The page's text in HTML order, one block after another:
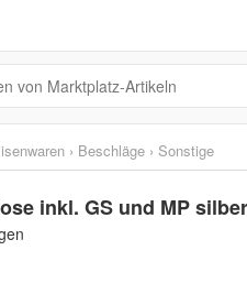
› Beschläge › Sonstige
inkl. GS und MP